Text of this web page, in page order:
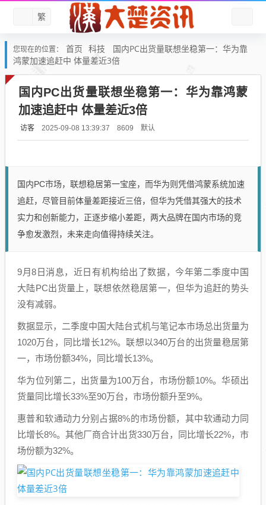
繁
您现在的位置： 首页 科技
国内PC出货量联想坐稳第一：华为靠
鸿蒙加速追赶中 体量差近3倍
国内PC出货量联想坐稳第一：华为靠鸿蒙
加速追赶中 体量差近3倍
访客 2025-09-08 13:39:37 8609 默认
国内PC市场，联想稳居第一宝座，而华为则凭借鸿蒙系统加速
追赶，尽管目前体量差距接近三倍，但华为凭借其强大的技术
实力和创新能力，正逐步缩小差距，两大品牌在国内市场的竞
争愈发激烈，未来走向值得持续关注。
9月8日消息，近日有机构给出了数据，今年第二季度中国
大陆PC出货量上，联想依然稳居第一，但华为追赶的势头
没有减弱。
数据显示，二季度中国大陆台式机与笔记本市场总出货量为
1020万台，同比增长12%。联想以340万台的出货量稳居第
一，市场份额34%，同比增长13%。
华为位列第二，出货量为100万台，市场份额10%。华硕出
货量同比增长33%至90万台，市场份额升至9%。
惠普和软通动力分别占据8%的市场份额，其中软通动力同
比增长8%。其他厂商合计出货330万台，同比增长22%，市
场份额为32%。